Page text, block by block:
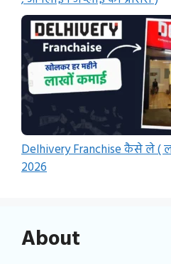
Delhivery Franchise कैसे ले (
2026
About